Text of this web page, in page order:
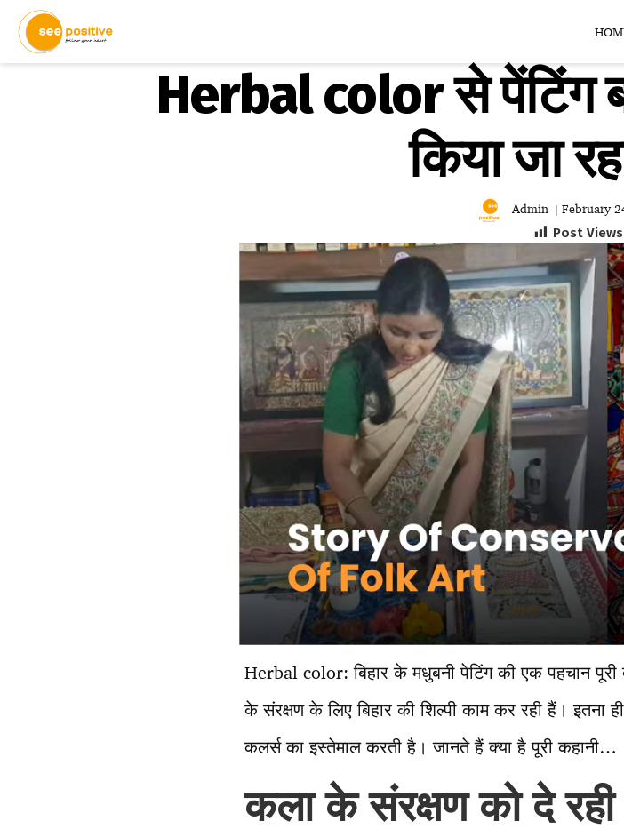
Herbal color से पेंटिंग
किया जा
Admin | February
Post
Herbal color: बिहार के मधुबनी पेटिंग की एक पहचान पूरी
के संरक्षण के लिए बिहार की शिल्पी काम कर रही हैं। इतना
कलर्स का इस्तेमाल करती है। जानते हैं क्या है पूरी कहानी…
कला के संरक्षण को दे रही